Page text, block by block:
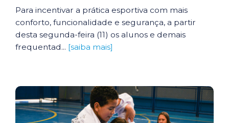
Para incentivar a prática esportiva com mais
conforto, funcionalidade e segurança, a partir
desta segunda-feira (11) os alunos e demais
frequentad... [saiba mais]